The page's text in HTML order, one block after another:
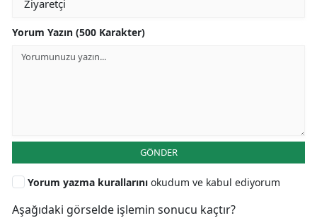
Yorum Yazın (500 Karakter)
GÖNDER
Yorum yazma kurallarını okudum ve kabul ediyorum
Aşağıdaki görselde işlemin sonucu kaçtır?